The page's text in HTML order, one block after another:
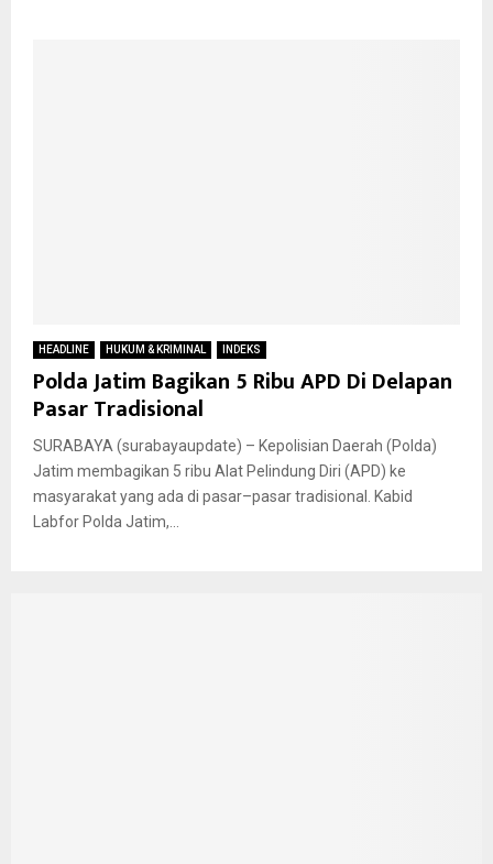
HEADLINE HUKUM & KRIMINAL INDEKS
Polda Jatim Bagikan 5 Ribu APD Di Delapan
Pasar Tradisional
SURABAYA (surabayaupdate) – Kepolisian Daerah (Polda)
Jatim membagikan 5 ribu Alat Pelindung Diri (APD) ke
masyarakat yang ada di pasar–pasar tradisional. Kabid
Labfor Polda Jatim,...